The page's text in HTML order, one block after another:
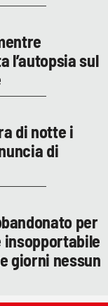
l’autopsia sul
di notte i
di
per
insopportabile
giorni nessun